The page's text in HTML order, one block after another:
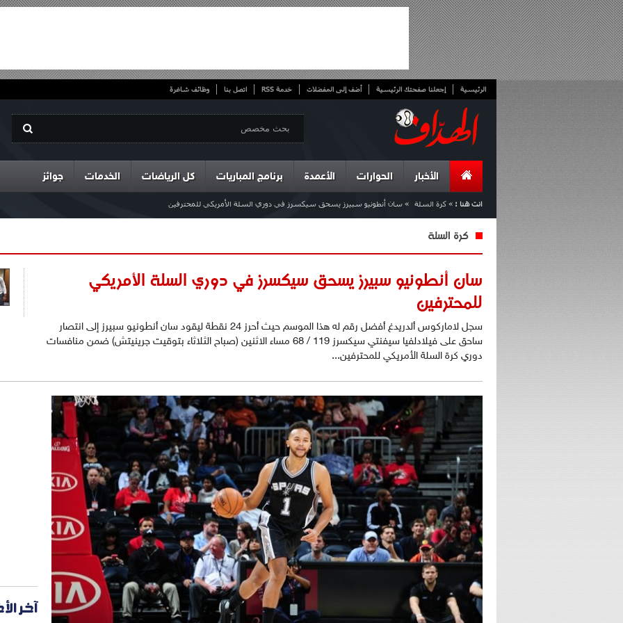
الرئيسية إجعلنا صفحتك الرئيسية أضف إلى المفضلات خدمة RSS اتصل بنا وظائف شاغرة
الأخبار الحوارات الأعمدة برنامج المباريات كل الرياضات الخدمات جوائز
انت هنا : » كرة السلة » سان أنطونيو سبيرز يسحق سيكسرز في دوري السلة الأمريكي للمحترفين
كرة السلة
سان أنطونيو سبيرز يسحق سيكسرز في دوري السلة الأمريكي
للمحترفين
سجل لاماركوس ألدريدغ أفضل رقم له هذا الموسم حيث أحرز 24 نقطة ليقود سان أنطونيو سبيرز إلى انتصار
ساحق على فيلادلفيا سيفنتي سيكسرز 119 / 68 مساء الاثنين (صباح الثلاثاء بتوقيت جرينيتش) ضمن منافسات
دوري كرة السلة الأمريكي للمحترفين...
آخر